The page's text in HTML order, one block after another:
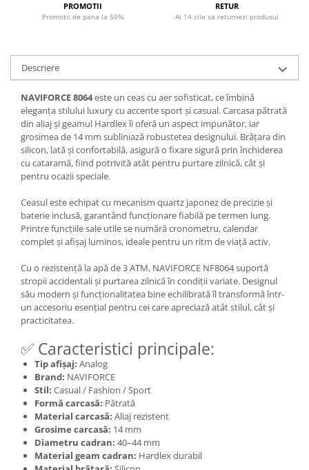
PROMOTII
Promotii de pana la 50%
RETUR
Ai 14 zile sa returnezi produsul
Descriere
NAVIFORCE 8064este un ceas cu aer sofisticat, ce îmbină
eleganța stilului luxury cu accente sport și casual. Carcasa pătrată
din aliaj și geamul Hardlex îi oferă un aspect impunător, iar
grosimea de 14 mm subliniază robustetea designului. Brățara din
silicon, lată și confortabilă, asigură o fixare sigură prin închiderea
cu cataramă, fiind potrivită atât pentru purtare zilnică, cât și
pentru ocazii speciale.
Ceasul este echipat cu mecanism quartz japonez de precizie și
baterie inclusă, garantând funcționare fiabilă pe termen lung.
Printre funcțiile sale utile se numără cronometru, calendar
complet și afișaj luminos, ideale pentru un ritm de viață activ.
Cu o rezistență la apă de 3 ATM, NAVIFORCE NF8064 suportă
stropii accidentali și purtarea zilnică în condiții variate. Designul
său modern și funcționalitatea bine echilibrată îl transformă într-
un accesoriu esențial pentru cei care apreciază atât stilul, cât și
practicitatea.
✅ Caracteristici principale:
Tip afișaj: Analog
Brand: NAVIFORCE
Stil: Casual / Fashion / Sport
Formă carcasă: Pătrată
Material carcasă: Aliaj rezistent
Grosime carcasă: 14 mm
Diametru cadran: 40–44 mm
Material geam cadran: Hardlex durabil